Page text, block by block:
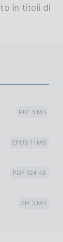
in titoli di
PDF 5 MB
EPUB 11 MB
PDF 924 KB
ZIP 3 MB